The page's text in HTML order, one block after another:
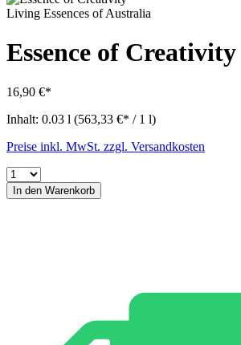
Living Essences of Australia
Essence of Creativity
16,90 €*
Inhalt: 0.03 l (563,33 €* / 1 l)
Preise inkl. MwSt. zzgl. Versandkosten
In den Warenkorb